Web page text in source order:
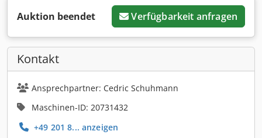
Auktion beendet Verfügbarkeit anfragen
Kontakt
Ansprechpartner: Cedric Schuhmann
Maschinen-ID: 20731432
+49 201 8... anzeigen